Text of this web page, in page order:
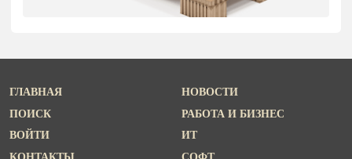
ГЛАВНАЯ
ПОИСК
ВОЙТИ
НОВОСТИ
РАБОТА И БИЗНЕС
ИТ